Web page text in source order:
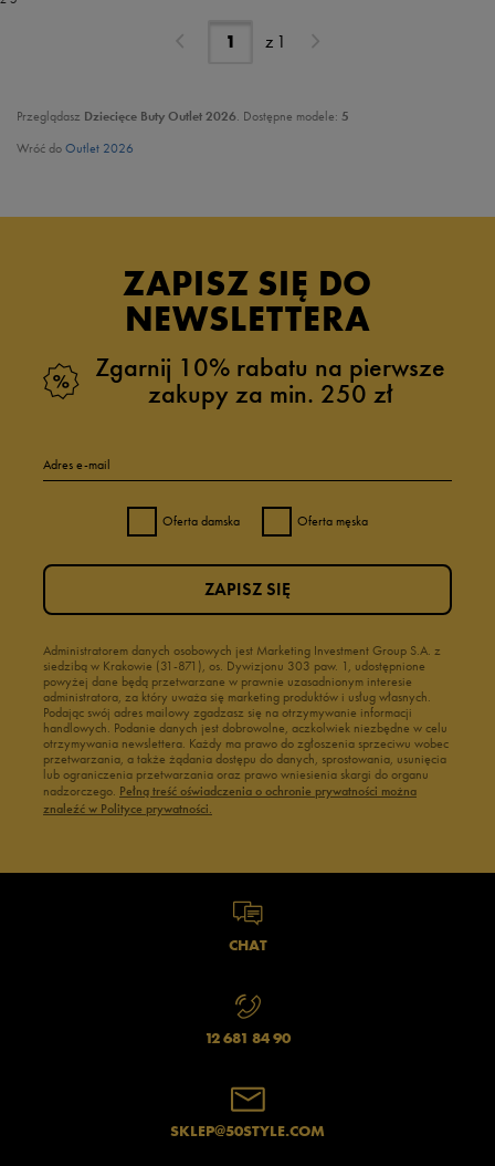
z 1
Przeglądasz Dziecięce Buty Outlet 2026. Dostępne modele: 5
Wróć doOutlet 2026
ZAPISZ SIĘ DO
NEWSLETTERA
Zgarnij 10% rabatu na pierwsze
zakupy za min. 250 zł
Adres e-mail
Oferta damska Oferta męska
Administratorem danych osobowych jest Marketing Investment Group S.A. z
siedzibą w Krakowie (31-871), os. Dywizjonu 303 paw. 1, udostępnione
powyżej dane będą przetwarzane w prawnie uzasadnionym interesie
administratora, za który uważa się marketing produktów i usług własnych.
Podając swój adres mailowy zgadzasz się na otrzymywanie informacji
handlowych. Podanie danych jest dobrowolne, aczkolwiek niezbędne w celu
otrzymywania newslettera. Każdy ma prawo do zgłoszenia sprzeciwu wobec
przetwarzania, a także żądania dostępu do danych, sprostowania, usunięcia
lub ograniczenia przetwarzania oraz prawo wniesienia skargi do organu
nadzorczego. Pełną treść oświadczenia o ochronie prywatności można
znaleźć w Polityce prywatności.
ZAPISZ SIĘ
CHAT
12 681 84 90
SKLEP@50STYLE.COM